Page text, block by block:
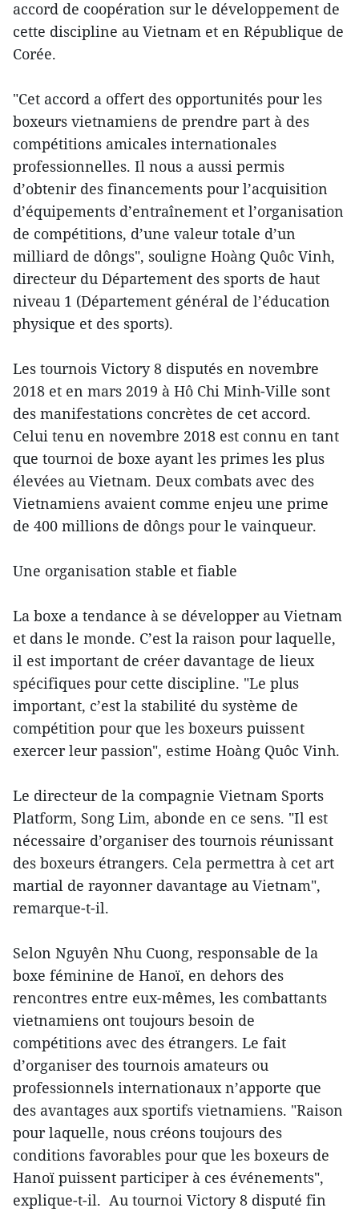
accord de coopération sur le développement de
cette discipline au Vietnam et en République de
Corée.
"Cet accord a offert des opportunités pour les
boxeurs vietnamiens de prendre part à des
compétitions amicales internationales
professionnelles. Il nous a aussi permis
d’obtenir des financements pour l’acquisition
d’équipements d’entraînement et l’organisation
de compétitions, d’une valeur totale d’un
milliard de dôngs", souligne Hoàng Quôc Vinh,
directeur du Département des sports de haut
niveau 1 (Département général de l’éducation
physique et des sports).
Les tournois Victory 8 disputés en novembre
2018 et en mars 2019 à Hô Chi Minh-Ville sont
des manifestations concrètes de cet accord.
Celui tenu en novembre 2018 est connu en tant
que tournoi de boxe ayant les primes les plus
élevées au Vietnam. Deux combats avec des
Vietnamiens avaient comme enjeu une prime
de 400 millions de dôngs pour le vainqueur.
Une organisation stable et fiable
La boxe a tendance à se développer au Vietnam
et dans le monde. C’est la raison pour laquelle,
il est important de créer davantage de lieux
spécifiques pour cette discipline. "Le plus
important, c’est la stabilité du système de
compétition pour que les boxeurs puissent
exercer leur passion", estime Hoàng Quôc Vinh.
Le directeur de la compagnie Vietnam Sports
Platform, Song Lim, abonde en ce sens. "Il est
nécessaire d’organiser des tournois réunissant
des boxeurs étrangers. Cela permettra à cet art
martial de rayonner davantage au Vietnam",
remarque-t-il.
Selon Nguyên Nhu Cuong, responsable de la
boxe féminine de Hanoï, en dehors des
rencontres entre eux-mêmes, les combattants
vietnamiens ont toujours besoin de
compétitions avec des étrangers. Le fait
d’organiser des tournois amateurs ou
professionnels internationaux n’apporte que
des avantages aux sportifs vietnamiens. "Raison
pour laquelle, nous créons toujours des
conditions favorables pour que les boxeurs de
Hanoï puissent participer à ces événements",
explique-t-il. Au tournoi Victory 8 disputé fin